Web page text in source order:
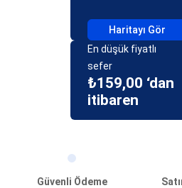
Haritayı Gör
En düşük fiyatlı
sefer
₺159,00 ‘dan
itibaren
Güvenli Ödeme